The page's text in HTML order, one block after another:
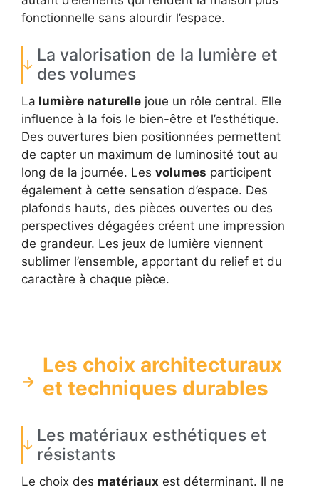
fonctionnelle sans alourdir l’espace.
La valorisation de la lumière et
des volumes
La lumière naturelle joue un rôle central. Elle
influence à la fois le bien-être et l’esthétique.
Des ouvertures bien positionnées permettent
de capter un maximum de luminosité tout au
long de la journée. Les volumes participent
également à cette sensation d’espace. Des
plafonds hauts, des pièces ouvertes ou des
perspectives dégagées créent une impression
de grandeur. Les jeux de lumière viennent
sublimer l’ensemble, apportant du relief et du
caractère à chaque pièce.
Les choix architecturaux
et techniques durables
Les matériaux esthétiques et
résistants
Le choix des matériaux est déterminant. Il ne